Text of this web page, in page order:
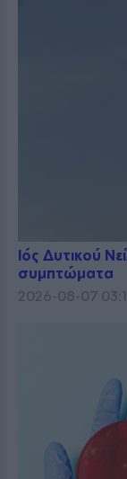
Ιός Δυτικού
συμπτώματα
2026-08-07